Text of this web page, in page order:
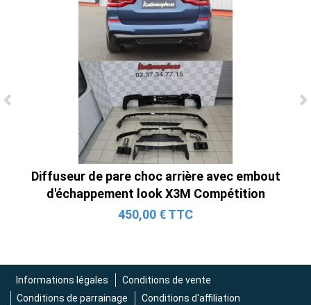
Ligne Cat-Back Active 4 Sorties avec
Tube en H pour Ford Mustang GT & V6
(2015-2023)
2 690,00 € TTC
Diffuseur de pare choc arrière avec embout
d'échappement look X3M Compétition
450,00 € TTC
Informations légales
Conditions de vente
Conditions de parrainage
Conditions d'affiliation